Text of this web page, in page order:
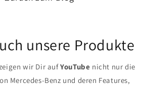
unsere Produkte
wir Dir aufYouTube nicht nur die
Mercedes-Benz und deren Features,